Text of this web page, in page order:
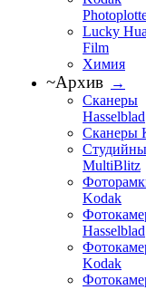
Lucky
Film
Химия
~Архив
→
Сканеры
Hasselblad
Сканеры
MultiBlitz
Kodak
Hasselblad
Kodak